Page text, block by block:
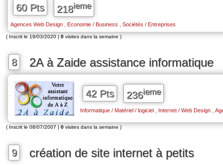
60 Pts 218ieme
Agences Web Design Economie / Business Sociétés / Entreprises
( Inscrit le 19/03/2020 | 0 visites dans la semaine )
8 2A à Zaide assistance informatique
42 Pts 236ieme
Informatique / Matériel / logiciel Internet / Web Design
( Inscrit le 08/07/2007 | 0 visites dans la semaine )
9
création de site internet à petits